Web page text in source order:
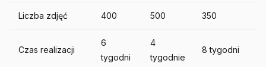
Liczba zdjęć 400 500 350
Czas realizacji
6
tygodni
4
tygodnie
8 tygodni